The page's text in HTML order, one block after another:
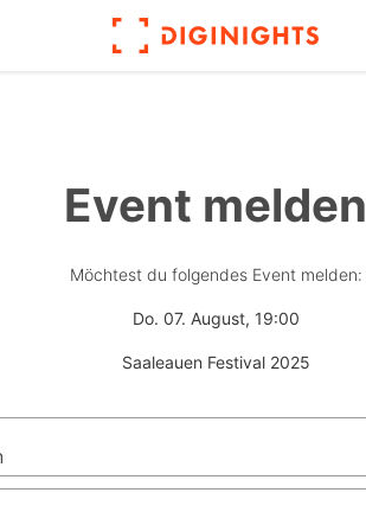
Event melden
Möchtest du folgendes Event melden:
Do. 07. August, 19:00
Saaleauen Festival 2025